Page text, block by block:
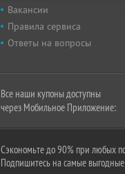
Вакансии
Правила сервиса
Ответы на вопросы
Все наши купоны доступны
через Мобильное Приложение:
Сэкономьте до 90% при любых
Подпишитесь на самые